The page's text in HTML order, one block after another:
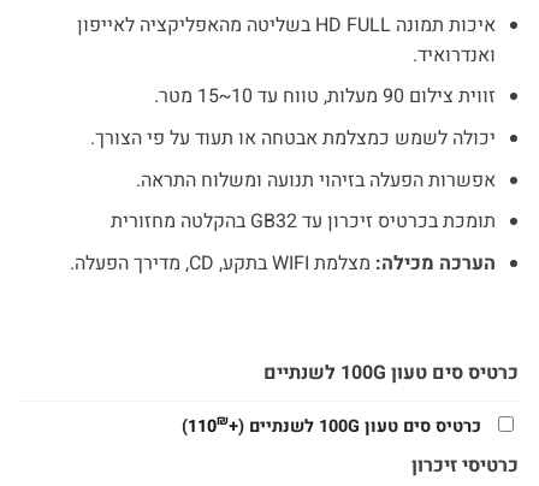
איכות תמונה FULL
HD בשליטה מהאפליקציה לאייפון
ואנדרואיד.
זווית צילום 90 מעלות, טווח עד 10~15 מטר.
יכולה לשמש כמצלמת אבטחה או תעוד על פי הצורך.
אפשרות הפעלה בזיהוי תנועה ומשלוח התראה.
תומכת בכרטיס זיכרון עד 32
GB בהקלטה מחזורית
הערכה מכילה: מצלמת WIFIבתקע, CD, מדירך הפעלה.
כרטיס סים טעון 100G לשנתיים
כרטיס סים טעון 100G לשנתיים (+
₪
110
)
כרטיסי זיכרון